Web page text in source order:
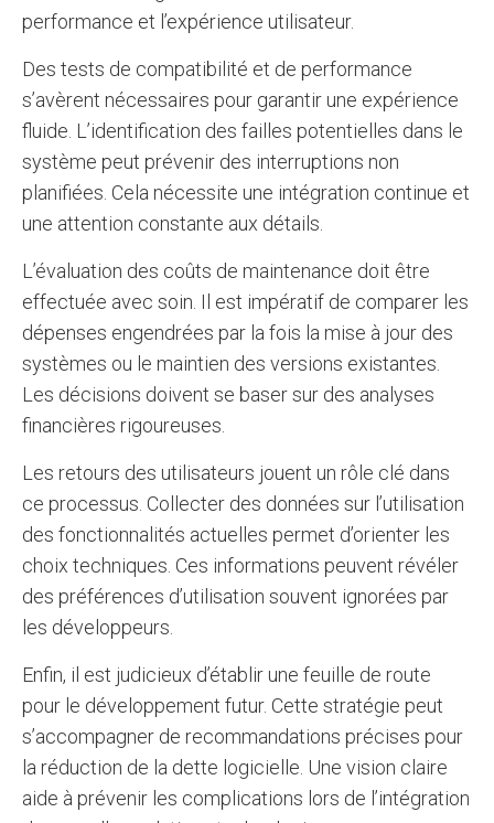
performance et l’expérience utilisateur.
Des tests de compatibilité et de performance
s’avèrent nécessaires pour garantir une expérience
fluide. L’identification des failles potentielles dans le
système peut prévenir des interruptions non
planifiées. Cela nécessite une intégration continue et
une attention constante aux détails.
L’évaluation des coûts de maintenance doit être
effectuée avec soin. Il est impératif de comparer les
dépenses engendrées par la fois la mise à jour des
systèmes ou le maintien des versions existantes.
Les décisions doivent se baser sur des analyses
financières rigoureuses.
Les retours des utilisateurs jouent un rôle clé dans
ce processus. Collecter des données sur l’utilisation
des fonctionnalités actuelles permet d’orienter les
choix techniques. Ces informations peuvent révéler
des préférences d’utilisation souvent ignorées par
les développeurs.
Enfin, il est judicieux d’établir une feuille de route
pour le développement futur. Cette stratégie peut
s’accompagner de recommandations précises pour
la réduction de la dette logicielle. Une vision claire
aide à prévenir les complications lors de l’intégration